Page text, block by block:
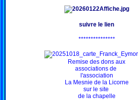
suivre le lien
***************
Remise des dons aux
associations de
l'association
La Mesnie de la Licorne
sur le site
de la chapelle